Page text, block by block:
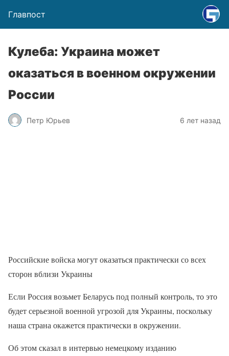
Главпост
Кулеба: Украина может
оказаться в военном окружении
России
Петр Юрьев 6 лет назад
Российские войска могут оказаться практически со всех
сторон вблизи Украины
Если Россия возьмет Беларусь под полный контроль, то это
будет серьезной военной угрозой для Украины, поскольку
наша страна окажется практически в окружении.
Об этом сказал в интервью немецкому изданию